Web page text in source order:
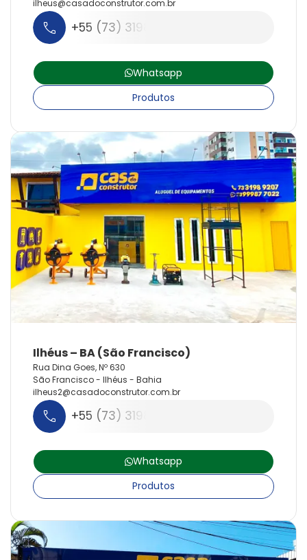
ilheus@casadoconstrutor.com.br
+55 (73) 3198-9207
Whatsapp
Produtos
Rua Dina Goes, Nº 630
São Francisco - Ilhéus - Bahia
ilheus2@casadoconstrutor.com.br
+55 (73) 3198-9207
Whatsapp
Produtos